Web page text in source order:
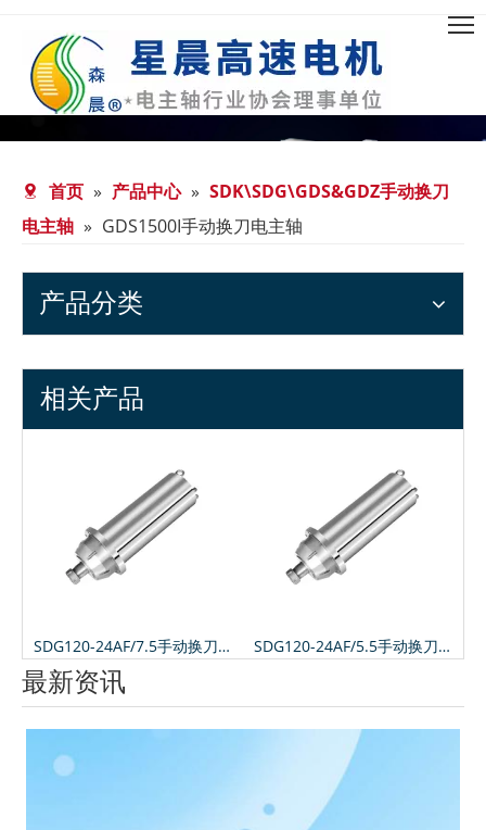
首页 » 产品中心 » SDK\SDG\GDS&GDZ手动换刀
电主轴 » GDS1500I手动换刀电主轴
产品分类
相关产品
SDG120-24AF/7.5手动换刀电主轴 SDG120-24AF/5.5手动换刀电主轴
最新资讯